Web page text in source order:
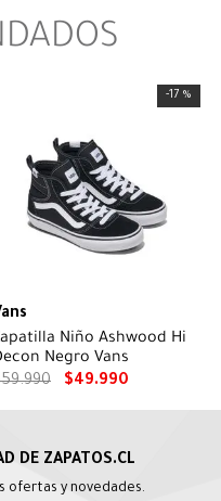
-17 %
Niño Ashwood Hi
Negro Vans
59.990 $49.990
ofertas y novedades.